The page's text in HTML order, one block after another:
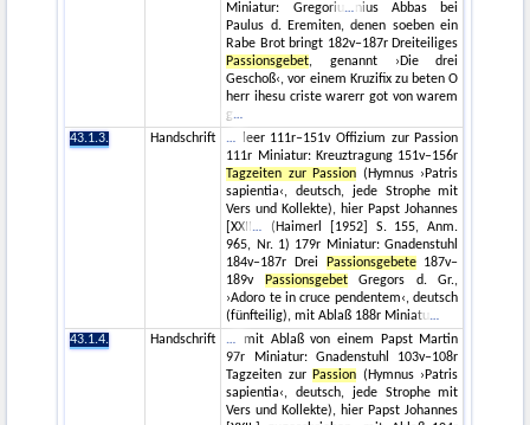
Miniatur: Gregoriu
nius Abbas bei
Paulus d. Eremiten, denen soeben ein
Rabe Brot bringt 182v–187r Dreiteiliges
Passionsgebet, genannt ›Die drei
Geschoß‹, vor einem Kruzifix zu beten O
herr ihesu criste warerr got von warem
g
43.1.3.
Handschrift
leer 111r–151v Offizium zur Passion
111r Miniatur: Kreuztragung 151v–156r
Tagzeiten zur Passion (Hymnus ›Patris
sapientia‹, deutsch, jede Strophe mit
Vers und Kollekte), hier Papst Johannes
[XXII
(Haimerl [1952] S. 155, Anm.
965, Nr. 1) 179r Miniatur: Gnadenstuhl
184v–187r Drei
Passionsgebete187v–
189v
PassionsgebetGregors d. Gr.,
›Adoro te in cruce pendentem‹, deutsch
(fünfteilig), mit Ablaß 188r Miniatu
43.1.4.
Handschrift
mit Ablaß von einem Papst Martin
97r Miniatur: Gnadenstuhl 103v–108r
Tagzeiten zur Passion (Hymnus ›Patris
sapientia‹, deutsch, jede Strophe mit
Vers und Kollekte), hier Papst Johannes